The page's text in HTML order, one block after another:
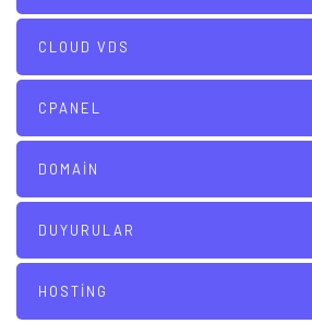
CLOUD VDS
CPANEL
DOMAIN
DUYURULAR
HOSTING